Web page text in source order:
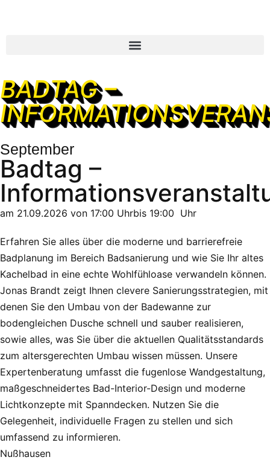
BADTAG –
September
Badtag –
am 21.09.2026 von 17:00 Uhrbis 19:00 Uhr
Erfahren Sie alles über die moderne und barrierefreie
Badplanung im Bereich Badsanierung und wie Sie Ihr altes
Kachelbad in eine echte Wohlfühloase verwandeln können.
Jonas Brandt zeigt Ihnen clevere Sanierungsstrategien, mit
denen Sie den Umbau von der Badewanne zur
bodengleichen Dusche schnell und sauber realisieren,
sowie alles, was Sie über die aktuellen Qualitätsstandards
zum altersgerechten Umbau wissen müssen. Unsere
Expertenberatung umfasst die fugenlose Wandgestaltung,
maßgeschneidertes Bad-Interior-Design und moderne
Lichtkonzepte mit Spanndecken. Nutzen Sie die
Gelegenheit, individuelle Fragen zu stellen und sich
umfassend zu informieren.
Nußhausen